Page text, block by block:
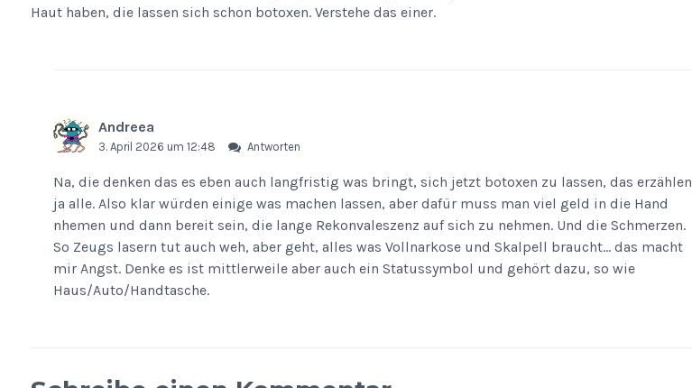
Haut haben, die lassen sich schon botoxen. Verstehe das einer.
Andreea
3. April 2026 um 12:48 Antworten
Na, die denken das es eben auch langfristig was bringt, sich jetzt botoxen zu lassen, das erzählen
ja alle. Also klar würden einige was machen lassen, aber dafür muss man viel geld in die Hand
nhemen und dann bereit sein, die lange Rekonvaleszenz auf sich zu nehmen. Und die Schmerzen.
So Zeugs lasern tut auch weh, aber geht, alles was Vollnarkose und Skalpell braucht… das macht
mir Angst. Denke es ist mittlerweile aber auch ein Statussymbol und gehört dazu, so wie
Haus/Auto/Handtasche.